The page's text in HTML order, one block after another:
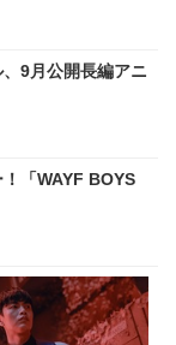
9月公開長編アニ
「WAYF BOYS